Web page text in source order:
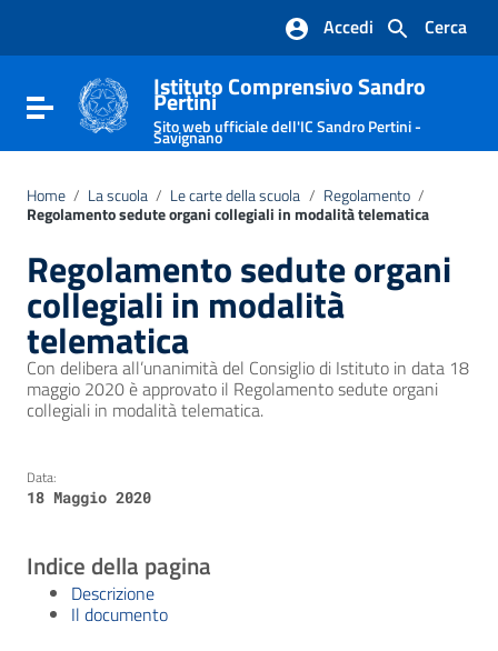
Vai al footer
Cerca
Accedi
Attiva / disattiva la navigazione
Istituto Comprensivo Sandro
Pertini
Sito web ufficiale dell'IC Sandro Pertini -
Savignano
Home / La scuola / Le carte della scuola / Regolamento /
Regolamento sedute organi collegiali in modalità telematica
Regolamento sedute organi
collegiali in modalità
telematica
Con delibera all’unanimità del Consiglio di Istituto in data 18
maggio 2020 è approvato il Regolamento sedute organi
collegiali in modalità telematica.
Data:
18 Maggio 2020
Indice della pagina
Descrizione
Il documento